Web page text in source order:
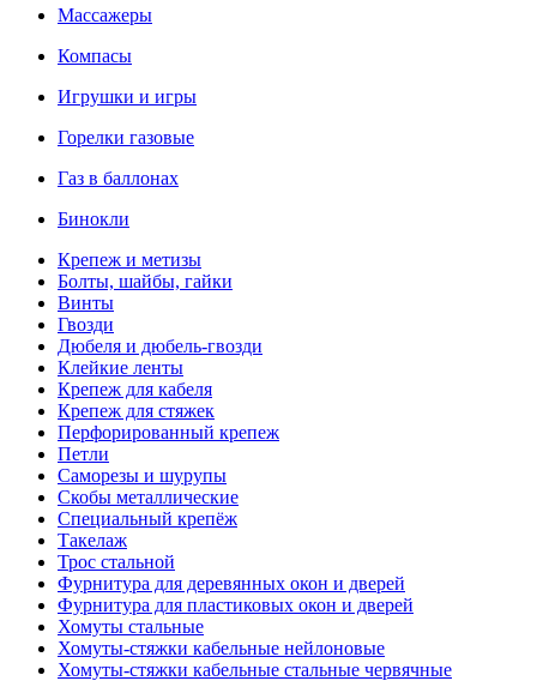
Массажеры
Компасы
Игрушки и игры
Горелки газовые
Газ в баллонах
Бинокли
Крепеж и метизы
Болты, шайбы, гайки
Винты
Гвозди
Дюбеля и дюбель-гвозди
Клейкие ленты
Крепеж для кабеля
Крепеж для стяжек
Перфорированный крепеж
Петли
Саморезы и шурупы
Скобы металлические
Специальный крепёж
Такелаж
Трос стальной
Фурнитура для деревянных окон и дверей
Фурнитура для пластиковых окон и дверей
Хомуты стальные
Хомуты-стяжки кабельные нейлоновые
Хомуты-стяжки кабельные стальные червячные